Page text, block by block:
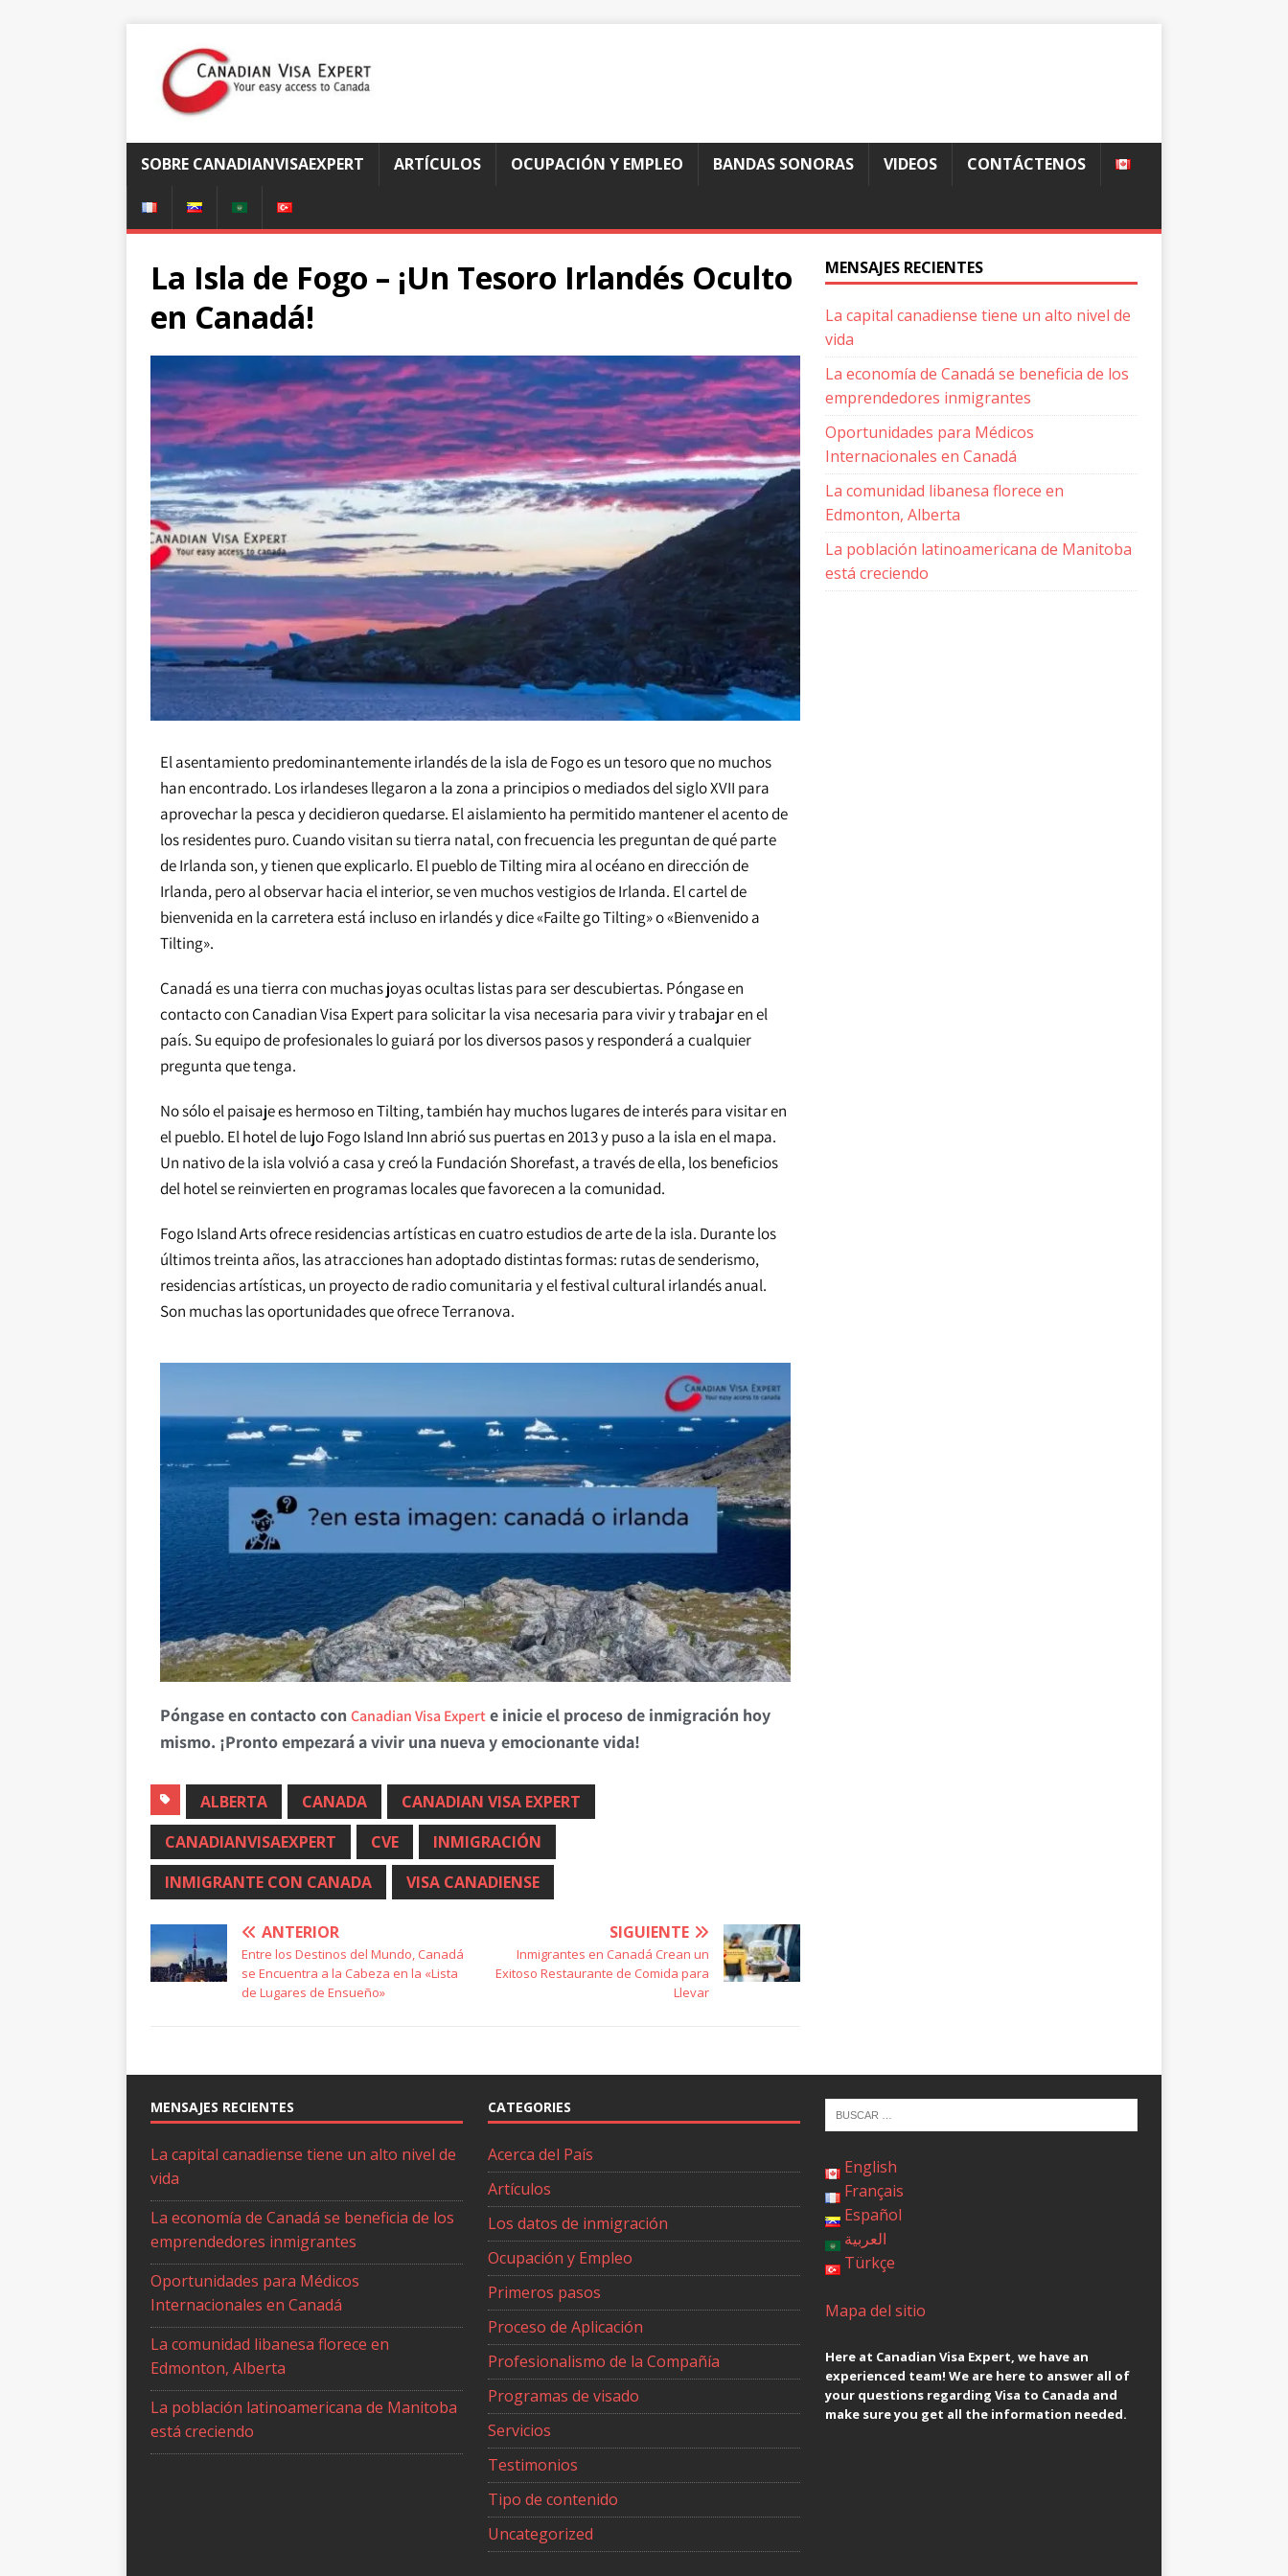
SOBRE CANADIANVISAEXPERT ARTÍCULOS OCUPACIÓN Y EMPLEO BANDAS SONORAS VIDEOS CONTÁCTENOS
La Isla de Fogo – ¡Un Tesoro Irlandés Oculto
en Canadá!
El asentamiento predominantemente irlandés de la isla de Fogo es un tesoro que no muchos
han encontrado. Los irlandeses llegaron a la zona a principios o mediados del siglo XVII para
aprovechar la pesca y decidieron quedarse. El aislamiento ha permitido mantener el acento de
los residentes puro. Cuando visitan su tierra natal, con frecuencia les preguntan de qué parte
de Irlanda son, y tienen que explicarlo. El pueblo de Tilting mira al océano en dirección de
Irlanda, pero al observar hacia el interior, se ven muchos vestigios de Irlanda. El cartel de
bienvenida en la carretera está incluso en irlandés y dice «Failte go Tilting» o «Bienvenido a
Tilting».
Canadá es una tierra con muchas joyas ocultas listas para ser descubiertas. Póngase en
contacto con Canadian Visa Expert para solicitar la visa necesaria para vivir y trabajar en el
país. Su equipo de profesionales lo guiará por los diversos pasos y responderá a cualquier
pregunta que tenga.
No sólo el paisaje es hermoso en Tilting, también hay muchos lugares de interés para visitar en
el pueblo. El hotel de lujo Fogo Island Inn abrió sus puertas en 2013 y puso a la isla en el mapa.
Un nativo de la isla volvió a casa y creó la Fundación Shorefast, a través de ella, los beneficios
del hotel se reinvierten en programas locales que favorecen a la comunidad.
Fogo Island Arts ofrece residencias artísticas en cuatro estudios de arte de la isla. Durante los
últimos treinta años, las atracciones han adoptado distintas formas: rutas de senderismo,
residencias artísticas, un proyecto de radio comunitaria y el festival cultural irlandés anual.
Son muchas las oportunidades que ofrece Terranova.
Póngase en contacto con Canadian Visa Experte inicie el proceso de inmigración hoy
mismo. ¡Pronto empezará a vivir una nueva y emocionante vida!
ALBERTA CANADA
CANADIAN VISA EXPERT
CANADIANVISAEXPERT
CVE
INMIGRACIÓN
INMIGRANTE CON CANADA
VISA CANADIENSE
ANTERIOR
Entre los Destinos del Mundo, Canadá
se Encuentra a la Cabeza en la «Lista
de Lugares de Ensueño»
SIGUIENTE
Inmigrantes en Canadá Crean un
Exitoso Restaurante de Comida para
Llevar
MENSAJES RECIENTES
La capital canadiense tiene un alto nivel de
vida
La economía de Canadá se beneficia de los
emprendedores inmigrantes
Oportunidades para Médicos
Internacionales en Canadá
La comunidad libanesa florece en
Edmonton, Alberta
La población latinoamericana de Manitoba
está creciendo
MENSAJES RECIENTES
La capital canadiense tiene un alto nivel de
vida
La economía de Canadá se beneficia de los
emprendedores inmigrantes
Oportunidades para Médicos
Internacionales en Canadá
La comunidad libanesa florece en
Edmonton, Alberta
La población latinoamericana de Manitoba
está creciendo
CATEGORIES
Acerca del País
Artículos
Los datos de inmigración
Ocupación y Empleo
Primeros pasos
Proceso de Aplicación
Profesionalismo de la Compañía
Programas de visado
Servicios
Testimonios
Tipo de contenido
Uncategorized
English
Français
Español
العربية
Türkçe
Mapa del sitio
Here at Canadian Visa Expert, we have an
experienced team! We are here to answer all of
your questions regarding Visa to Canada and
make sure you get all the information needed.